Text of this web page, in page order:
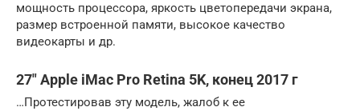
мощность процессора, яркость цветопередачи экрана,
размер встроенной памяти, высокое качество
видеокарты и др.
27″ Apple iMac Pro Retina 5K, конец 2017 г
…Протестировав эту модель, жалоб к ее